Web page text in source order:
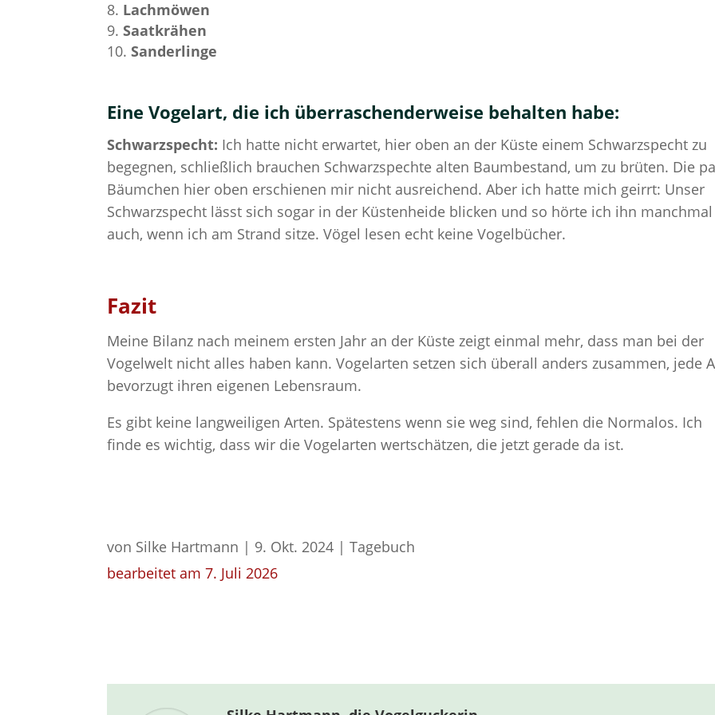
Lachmöwen
Saatkrähen
Sanderlinge
Eine Vogelart, die ich überraschenderweise behalten habe:
Schwarzspecht: Ich hatte nicht erwartet, hier oben an der Küste einem Schwarzspecht zu
begegnen, schließlich brauchen Schwarzspechte alten Baumbestand, um zu brüten. Die
Bäumchen hier oben erschienen mir nicht ausreichend. Aber ich hatte mich geirrt: Unser
Schwarzspecht lässt sich sogar in der Küstenheide blicken und so hörte ich ihn manchmal
auch, wenn ich am Strand sitze. Vögel lesen echt keine Vogelbücher.
Fazit
Meine Bilanz nach meinem ersten Jahr an der Küste zeigt einmal mehr, dass man bei der
Vogelwelt nicht alles haben kann. Vogelarten setzen sich überall anders zusammen, jede
bevorzugt ihren eigenen Lebensraum.
Es gibt keine langweiligen Arten. Spätestens wenn sie weg sind, fehlen die Normalos. Ich
finde es wichtig, dass wir die Vogelarten wertschätzen, die jetzt gerade da ist.
von Silke Hartmann | 9. Okt. 2024 |Tagebuch
bearbeitet am 7. Juli 2026